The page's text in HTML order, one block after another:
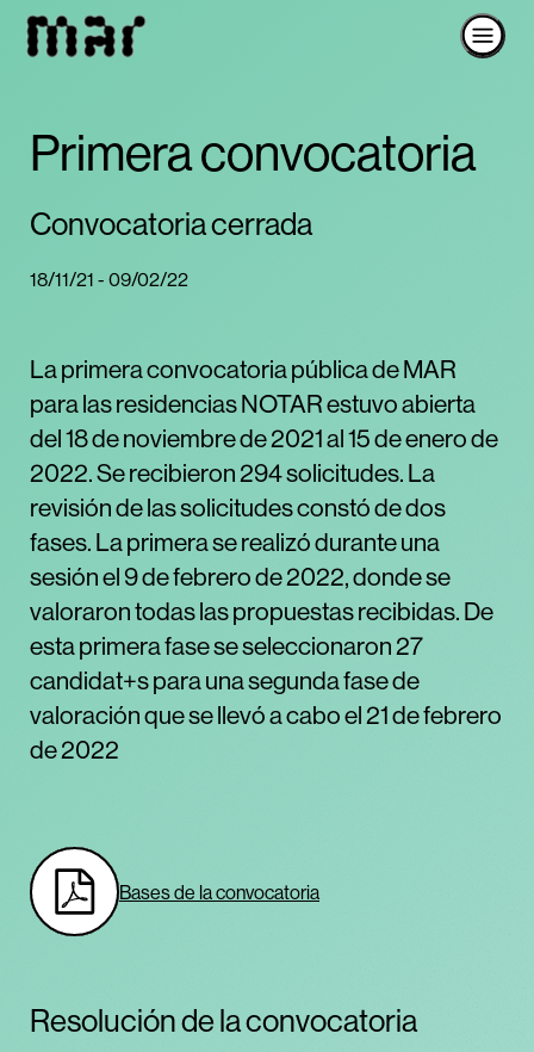
Primera convocatoria
Convocatoria cerrada
18/11/21 - 09/02/22
La primera convocatoria pública de MAR
para las residencias NOTAR estuvo abierta
del 18 de noviembre de 2021 al 15 de enero de
2022. Se recibieron 294 solicitudes. La
revisión de las solicitudes constó de dos
fases. La primera se realizó durante una
sesión el 9 de febrero de 2022, donde se
valoraron todas las propuestas recibidas. De
esta primera fase se seleccionaron 27
candidat+s para una segunda fase de
valoración que se llevó a cabo el 21 de febrero
de 2022
Bases de la convocatoria
Resolución de la convocatoria